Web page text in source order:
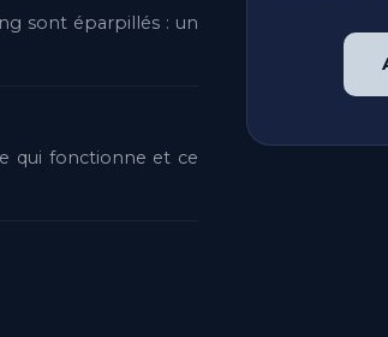
sont éparpillés : un
qui fonctionne et ce